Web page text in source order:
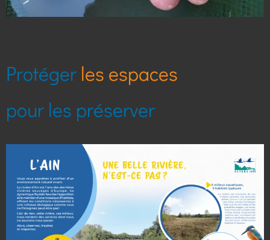
Protéger les espèces
pour les préserver